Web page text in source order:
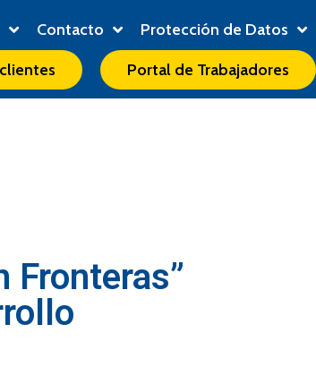
Contacto Protección de Datos
Portal de Trabajadores
Fronteras”